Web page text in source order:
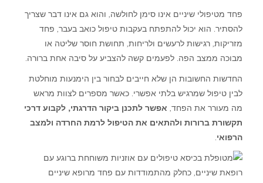
להתמודד,
להירגע
ולהפסיק
טיפול
פחד מטיפולי שיניים אינו סימן לחולשה, והוא גם אינו דבר שצריך
להסתיר. הוא יכול להתפתח בעקבות טיפול כואב בעבר, פחד
מזריקות, רגישות לרעשים ולריחות, תחושת חוסר שליטה או
מבוכה ממצב הפה. לפעמים קשה להצביע על סיבה אחת ברורה.
החדשות החשובות הן שלא חייבים לבחור בין הימנעות מוחלטת
לבין טיפול שמרגיש בלתי אפשרי. כאשר מספרים לצוות מראש
מה מעורר את הפחד, אפשר לתכנן ביקור הדרגתי, לקבוע דרכי
תקשורת ברורות ולהתאים את הטיפול לרמת החרדה ולמצב
הרפואי